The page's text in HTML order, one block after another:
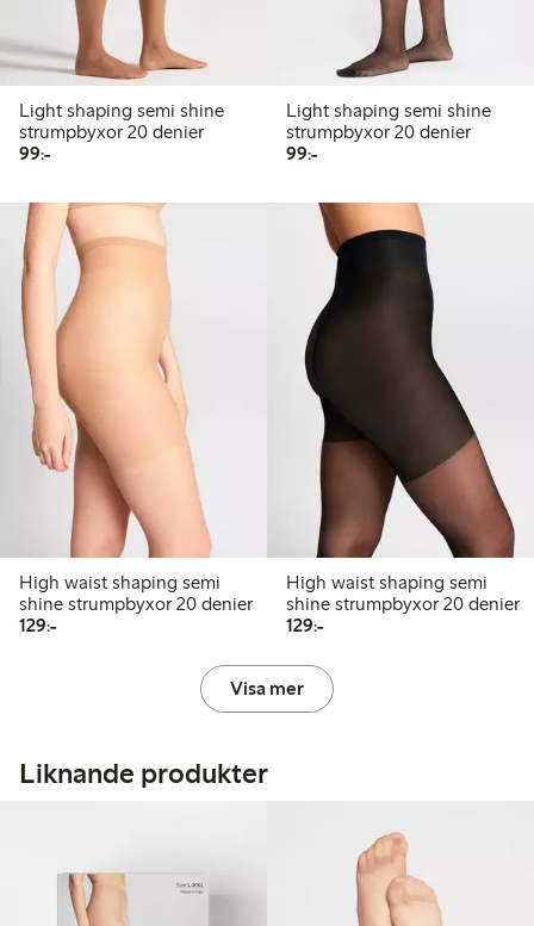
Light shaping semi shine
strumpbyxor 20 denier
99:-99,00 kr
Light shaping semi shine
strumpbyxor 20 denier
99:-99,00 kr
High waist shaping semi
shine strumpbyxor 20 denier
129:-129,00 kr
High waist shaping semi
shine strumpbyxor 20 denier
129:-129,00 kr
Visa mer
Liknande produkter